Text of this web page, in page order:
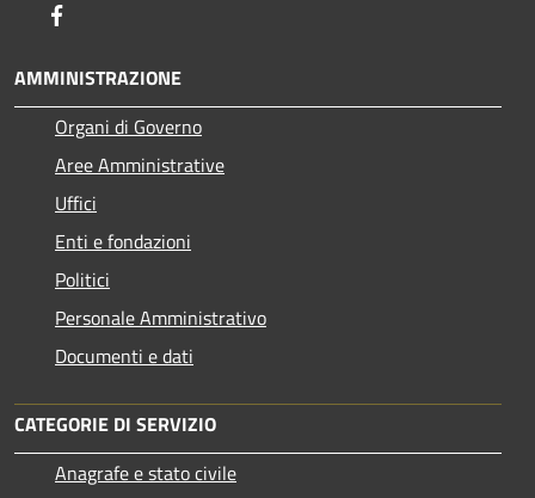
AMMINISTRAZIONE
Organi di Governo
Aree Amministrative
Uffici
Enti e fondazioni
Politici
Personale Amministrativo
Documenti e dati
CATEGORIE DI SERVIZIO
Anagrafe e stato civile